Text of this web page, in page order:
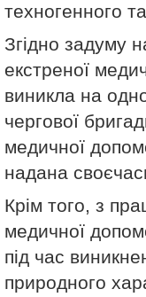
техногенного
Згідно задуму
екстреної
виникла на
чергової
медичної
надана
Крім того, з
медичної
під час
природного